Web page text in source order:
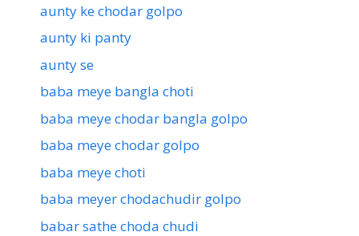
aunty ke chodar golpo
aunty ki panty
aunty se
baba meye bangla choti
baba meye chodar bangla golpo
baba meye chodar golpo
baba meye choti
baba meyer chodachudir golpo
babar sathe choda chudi